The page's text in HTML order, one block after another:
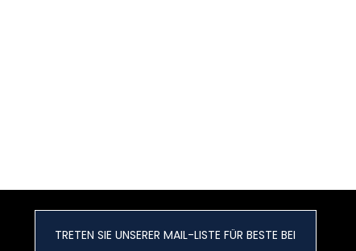
TRETEN SIE UNSERER MAIL-LISTE FÜR BESTE BEI